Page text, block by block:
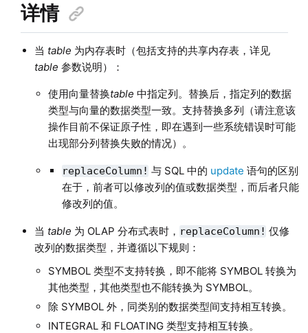
详情
当 table 为内存表时（包括支持的共享内存表，详见
table 参数说明）：
使用向量替换table 中指定列。替换后，指定列的数据
类型与向量的数据类型一致。支持替换多列（请注意该
操作目前不保证原子性，即在遇到一些系统错误时可能
出现部分列替换失败的情况）。
replaceColumn! 与 SQL 中的 update 语句的区别
在于，前者可以修改列的值或数据类型，而后者只能
修改列的值。
当 table 为 OLAP 分布式表时， replaceColumn! 仅修
改列的数据类型，并遵循以下规则：
SYMBOL 类型不支持转换，即不能将 SYMBOL 转换为
其他类型，其他类型也不能转换为 SYMBOL。
除 SYMBOL 外，同类别的数据类型间支持相互转换。
INTEGRAL 和 FLOATING 类型支持相互转换。